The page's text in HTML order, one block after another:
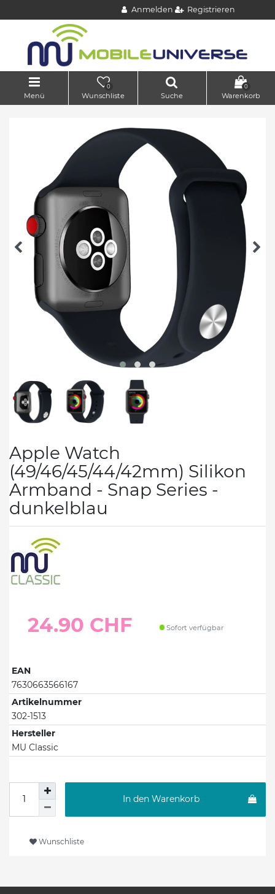
Anmelden Registrieren
Menü
0
Wunschliste Suche
0
Warenkorb
Apple Watch
(49/46/45/44/42mm) Silikon
Armband - Snap Series -
dunkelblau
24.90 CHF Sofort verfügbar
EAN
7630663566167
Artikelnummer
302-1513
Hersteller
MU Classic
In den Warenkorb
Wunschliste